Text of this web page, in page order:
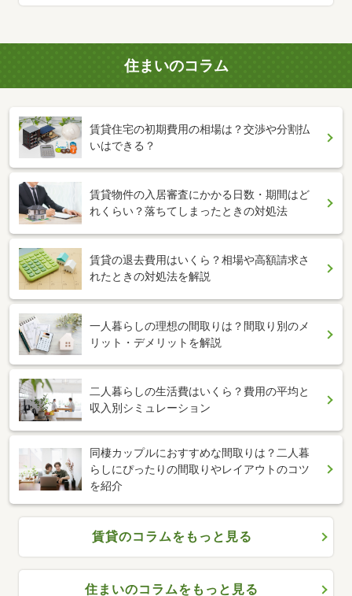
住まいのコラム
賃貸住宅の初期費用の相場は？交渉や分割払
いはできる？
賃貸物件の入居審査にかかる日数・期間はど
れくらい？落ちてしまったときの対処法
賃貸の退去費用はいくら？相場や高額請求さ
れたときの対処法を解説
一人暮らしの理想の間取りは？間取り別のメ
リット・デメリットを解説
二人暮らしの生活費はいくら？費用の平均と
収入別シミュレーション
同棲カップルにおすすめな間取りは？二人暮
らしにぴったりの間取りやレイアウトのコツ
を紹介
賃貸のコラムをもっと見る
住まいのコラムをもっと見る